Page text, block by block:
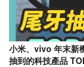
小米、vivo 年末新
抽到的科技產品